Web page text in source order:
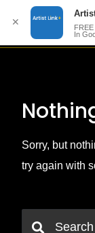
Sorry, but
try again with
✕
FREE
In